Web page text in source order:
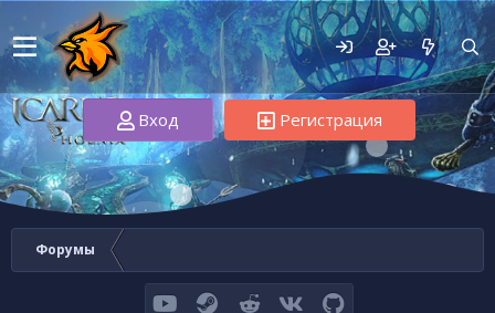
Вход Регистрация
Форумы
youtubeSteamReddit VK GitHub